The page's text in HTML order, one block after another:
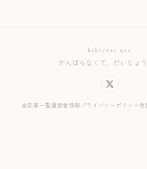
hikiyose.net
がんばらなくて、だいじょう
全記事一覧運営者情報 プライバシーポリシー免